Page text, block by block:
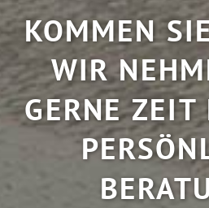
KOMMEN
WIR
GERNE ZEIT